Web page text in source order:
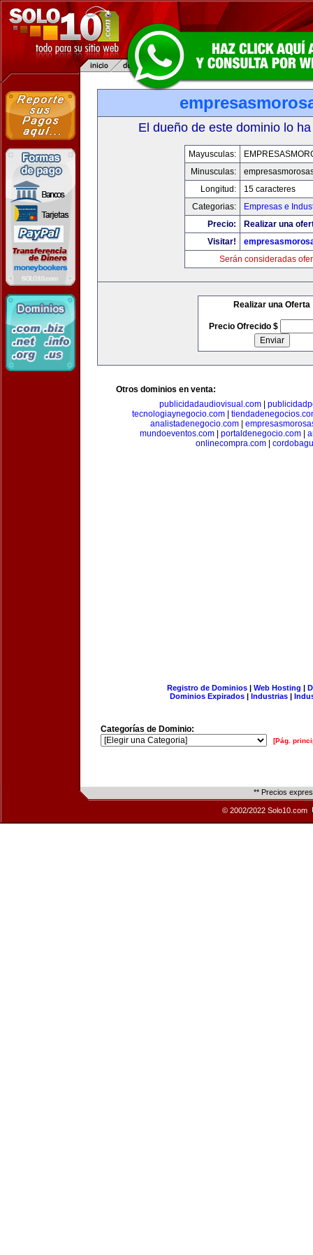
El dueño de este dominio lo
Mayusculas:
Minusculas:
Longitud:
15 caracteres
Categorias:
Empresas e
Precio:
Realizar una
Visitar!
Serán consideradas
Realizar una Oferta
Precio Ofrecido $
Otros dominios en venta:
publicidadaudiovisual.com|
tecnologiaynegocio.com
analistadenegocio.com
mundoeventos.com| portaldenegocio.com|
onlinecompra.com
Registro de Dominios| Web Hosting |
Dominios Expirados | Industrias |
Categorías de Dominio:
[Pág.
** Precios
© 2002/2022 Solo10.com